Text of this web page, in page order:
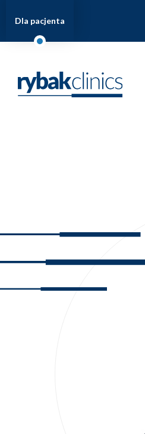
Dla pacjenta